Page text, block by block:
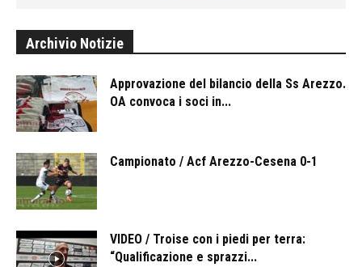
Archivio Notizie
Approvazione del bilancio della Ss Arezzo.
OA convoca i soci in...
Campionato / Acf Arezzo-Cesena 0-1
VIDEO / Troise con i piedi per terra:
“Qualificazione e sprazzi...